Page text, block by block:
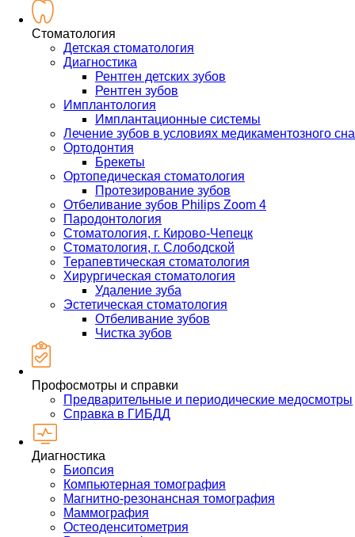
Стоматология
Детская стоматология
Диагностика
Рентген детских зубов
Рентген зубов
Имплантология
Имплантационные системы
Лечение зубов в условиях медикаментозного сна
Ортодонтия
Брекеты
Ортопедическая стоматология
Протезирование зубов
Отбеливание зубов Philips Zoom 4
Пародонтология
Стоматология, г. Кирово-Чепецк
Стоматология, г. Слободской
Терапевтическая стоматология
Хирургическая стоматология
Удаление зуба
Эстетическая стоматология
Отбеливание зубов
Чистка зубов
Профосмотры и справки
Предварительные и периодические медосмотры
Справка в ГИБДД
Диагностика
Биопсия
Компьютерная томография
Магнитно-резонансная томография
Маммография
Остеоденситометрия